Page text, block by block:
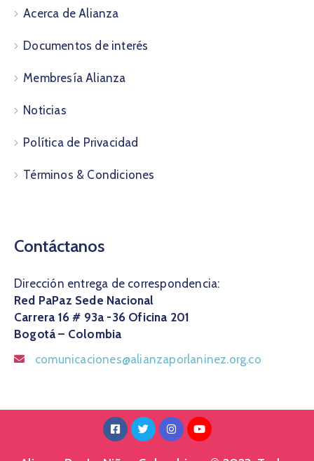
Acerca de Alianza
Documentos de interés
Membresía Alianza
Noticias
Política de Privacidad
Términos & Condiciones
Contáctanos
Dirección entrega de correspondencia:
Red PaPaz Sede Nacional
Carrera 16 # 93a -36 Oficina 201
Bogotá – Colombia
comunicaciones@alianzaporlaninez.org.co